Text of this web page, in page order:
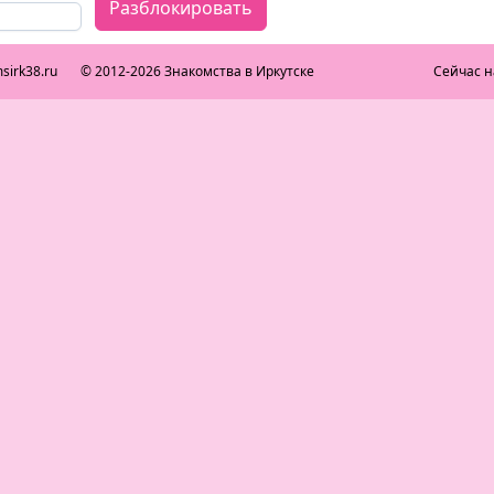
Разблокировать
© 2012-2026 Знакомства в Иркутске Сейчас